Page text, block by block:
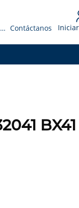
Solicitar Presupuesto Contáctanos
BX41